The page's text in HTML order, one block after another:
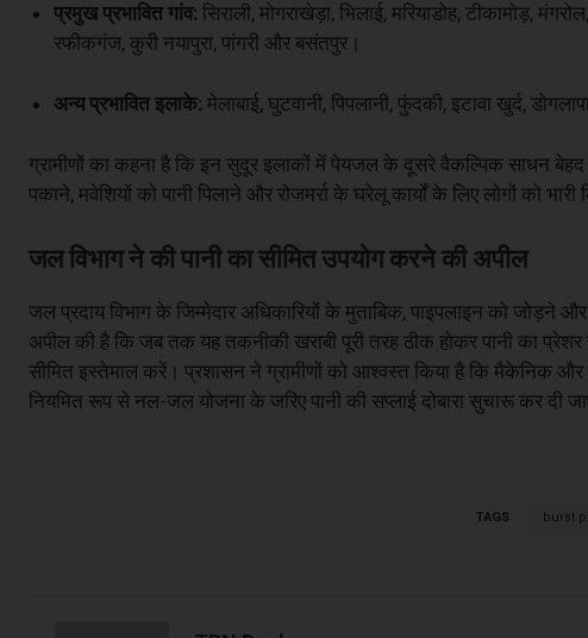
प्रमुख प्रभावित गांव: सिराली, मोगराखेड़ा, भिलाई, मरियाडोह, टीकामोड़,
रफीकगंज, कुरी नयापुरा, पांगरी और बसंतपुर।
अन्य प्रभावित इलाके: मेलाबाई, घुटवानी, पिपलानी, फुंदकी, इटावा खुर्द,
ग्रामीणों का कहना है कि इन सुदूर इलाकों में पेयजल के दूसरे वैकल्पिक साधन
पकाने, मवेशियों को पानी पिलाने और रोजमर्रा के घरेलू कार्यों के लिए लोगों को
जल विभाग ने की पानी का सीमित उपयोग करने की अपील
जल प्रदाय विभाग के जिम्मेदार अधिकारियों के मुताबिक, पाइपलाइन को जोड़ने
अपील की है कि जब तक यह तकनीकी खराबी पूरी तरह ठीक होकर पानी का
सीमित इस्तेमाल करें। प्रशासन ने ग्रामीणों को आश्वस्त किया है कि मैकेनिक और
नियमित रूप से नल-जल योजना के जरिए पानी की सप्लाई दोबारा सुचारू कर दी
TAGS burst